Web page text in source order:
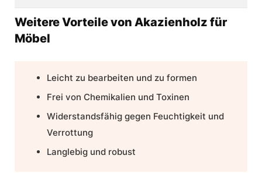
Weitere Vorteile von Akazienholz für
Möbel
Leicht zu bearbeiten und zu formen
Frei von Chemikalien und Toxinen
Widerstandsfähig gegen Feuchtigkeit und
Verrottung
Langlebig und robust